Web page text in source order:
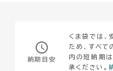
納期目安
くま袋では、
ため、すべて
内の短納期は
承ください。